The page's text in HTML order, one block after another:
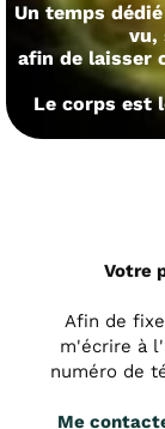
Un temps
vu,
afin de laisser
Le corps est
Votre
Afin de
m'écrire à
numéro de
Me